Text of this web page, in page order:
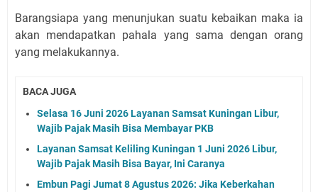
Barangsiapa yang menunjukan suatu kebaikan maka ia
akan mendapatkan pahala yang sama dengan orang
yang melakukannya.
BACA JUGA
Selasa 16 Juni 2026 Layanan Samsat Kuningan Libur,
Wajib Pajak Masih Bisa Membayar PKB
Layanan Samsat Keliling Kuningan 1 Juni 2026 Libur,
Wajib Pajak Masih Bisa Bayar, Ini Caranya
Embun Pagi Jumat 8 Agustus 2026: Jika Keberkahan